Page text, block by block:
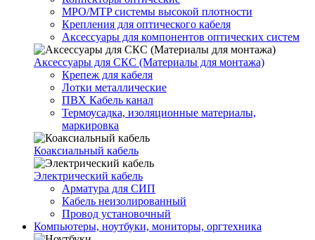
MPO/MTP системы высокой плотности
Крепления для оптического кабеля
Аксессуары для компонентов оптических систем
Аксессуары для СКС (Материалы для монтажа)
Крепеж для кабеля
Лотки металлические
ПВХ Кабель канал
Термоусадка, изоляционные материалы,
маркировка
Коаксиальный кабель
Электрический кабель
Арматура для СИП
Кабель неизолированный
Провод установочный
Компьютеры, ноутбуки, мониторы, оргтехника